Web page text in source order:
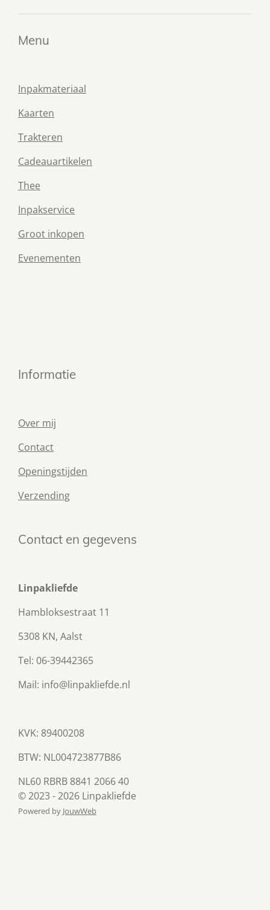
Menu
Inpakmateriaal
Kaarten
Trakteren
Cadeauartikelen
Thee
Inpakservice
Groot inkopen
Evenementen
Informatie
Over mij
Contact
Openingstijden
Verzending
Contact en gegevens
Linpakliefde
Hambloksestraat 11
5308 KN, Aalst
Tel: 06-39442365
Mail: info@linpakliefde.nl
KVK: 89400208
BTW: NL004723877B86
NL60 RBRB 8841 2066 40
© 2023 - 2026 Linpakliefde
Powered by JouwWeb